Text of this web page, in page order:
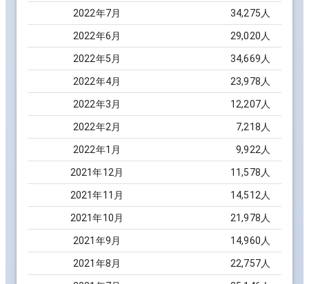
2022年7月 34,275 人
2022年6 月 29,020 人
2022年5 月 34,669 人
2022年4月 23,978 人
2022年3 月 12,207人
2022年2 月 7,218 人
2022年1 月 9,922 人
2021年12 月 11,578 人
2021年11 月 14,512 人
2021年10 月 21,978 人
2021 年9 月 14,960 人
2021 年8 月 22,757人